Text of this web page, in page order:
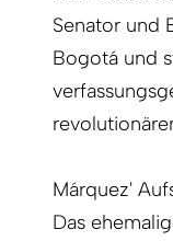
Senator und
Bogotá und
Márquez'
Das